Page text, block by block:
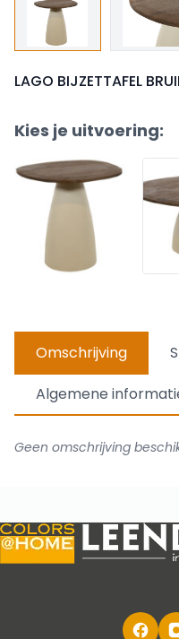
LAGO BIJZETTAFEL
Kies je uitvoering:
Omschrijving
Algemene
Geen omschrijving